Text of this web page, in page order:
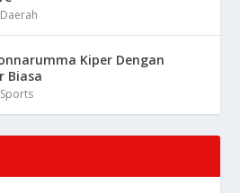
Daerah
Kiper Dengan
Biasa
Sports